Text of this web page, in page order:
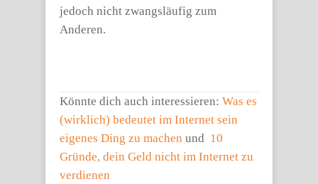
jedoch nicht zwangsläufig zum
Anderen.
Könnte dich auch interessieren: Was es
(wirklich) bedeutet im Internet sein
eigenes Ding zu machen und 10
Gründe, dein Geld nicht im Internet zu
verdienen